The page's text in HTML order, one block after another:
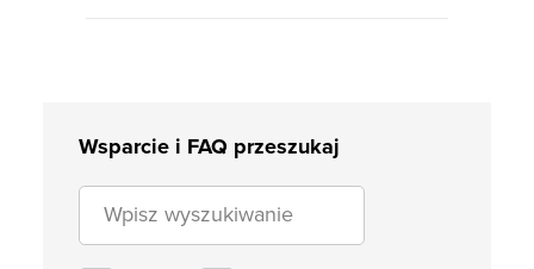
Wsparcie i FAQ przeszukaj